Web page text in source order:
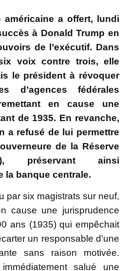
américaine a offert, lundi
à Donald Trump en
de l’exécutif. Dans
voix contre trois, elle
le président à révoquer
d’agences fédérales
en cause une
de 1935. En revanche,
a refusé de lui permettre
de la Réserve
préservant ainsi
la banque centrale.
par six magistrats sur neuf,
cause une jurisprudence
ans (1935) qui empêchait
un responsable d’une
sans raison motivée.
salué une